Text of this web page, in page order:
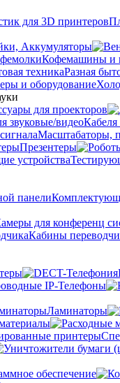
Аккумуляторы
Кофемашины и
Разная
для проекторов
Кабеля
Масштабаторы,
Презентеры
для конференц
Кабины
IP-Телефоны
Ламинаторы
обеспечение